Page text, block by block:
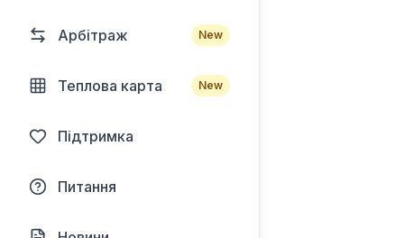
Арбітраж New
Теплова карта New
Підтримка
Питання